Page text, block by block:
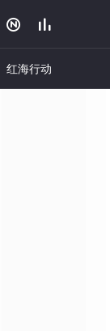
 
红海行动